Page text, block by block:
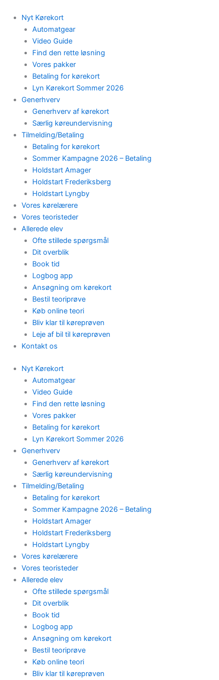
content
Nyt Kørekort
Automatgear
Video Guide
Find den rette løsning
Vores pakker
Betaling for kørekort
Lyn Kørekort Sommer 2026
Generhverv
Generhverv af kørekort
Særlig køreundervisning
Tilmelding/Betaling
Betaling for kørekort
Sommer Kampagne 2026 – Betaling
Holdstart Amager
Holdstart Frederiksberg
Holdstart Lyngby
Vores kørelærere
Vores teoristeder
Allerede elev
Ofte stillede spørgsmål
Dit overblik
Book tid
Logbog app
Ansøgning om kørekort
Bestil teoriprøve
Køb online teori
Bliv klar til køreprøven
Leje af bil til køreprøven
Kontakt os
Nyt Kørekort
Automatgear
Video Guide
Find den rette løsning
Vores pakker
Betaling for kørekort
Lyn Kørekort Sommer 2026
Generhverv
Generhverv af kørekort
Særlig køreundervisning
Tilmelding/Betaling
Betaling for kørekort
Sommer Kampagne 2026 – Betaling
Holdstart Amager
Holdstart Frederiksberg
Holdstart Lyngby
Vores kørelærere
Vores teoristeder
Allerede elev
Ofte stillede spørgsmål
Dit overblik
Book tid
Logbog app
Ansøgning om kørekort
Bestil teoriprøve
Køb online teori
Bliv klar til køreprøven